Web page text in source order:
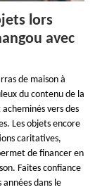
lors
avec
de maison à
du contenu de la
vers des
Les objets encore
caritatives,
de financer en
Faites confiance
dans le